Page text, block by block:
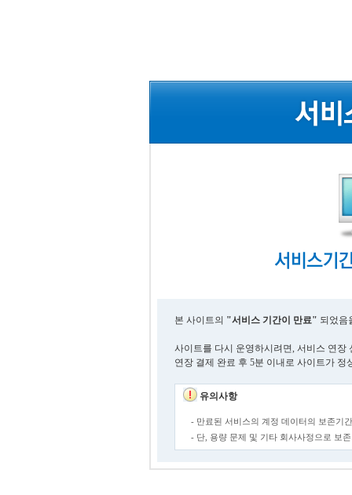
본 사이트의 "서비스 기간이 만료" 되었음
사이트를 다시 운영하시려면, 서비스 연장
연장 결제 완료 후 5분 이내로 사이트가 정
유의사항
- 만료된 서비스의 계정 데이터의 보존기
- 단, 용량 문제 및 기타 회사사정으로 보